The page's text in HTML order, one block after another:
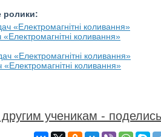
ролики:
коливання»
коливання»
ученикам -